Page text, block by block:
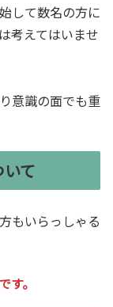
して数名の方に
考えてはいませ
意識の面でも重
て
もいらっしゃる
。